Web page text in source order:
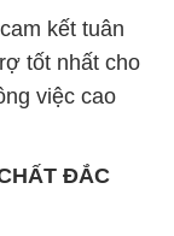
kết tuân
tốt nhất cho
việc cao
ĐẮC